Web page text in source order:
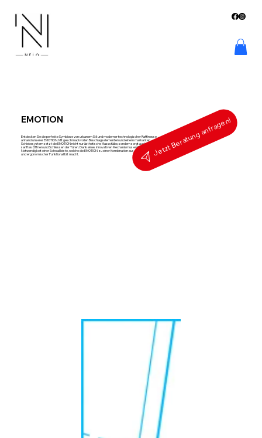
EMOTION
Entdecken Sie die perfekte Symbiose von urbanem Stil und moderner technologischer Raffinesse
anhand unserer EMOTION. Mit geschmackvollen Beschlagselementen und einem markanten
Schiebesystem setzt die EMOTION nicht nur ästhetische Massstäbe, sondern sorgt auch für ein
sanftes Öffnen und Schliessen der Türen. Dank eines innovativen Mechanismus entfällt die
Notwendigkeit einer Schwallleiste, welche die EMOTION zu einer Kombination aus perfektem Design
und ergonomischer Funktionalität macht.
Jetzt Beratung anfragen!